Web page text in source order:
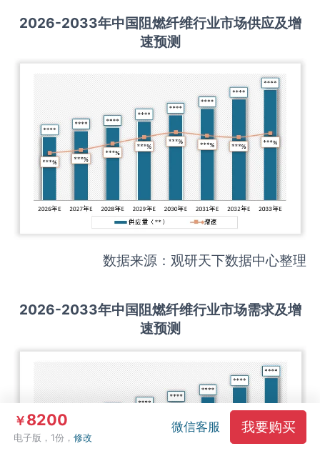
2026-2033年中国阻燃纤维行业市场供应及增
速预测
数据来源：观研天下数据中心整理
2026-2033年中国阻燃纤维行业市场需求及增
速预测
￥8200
电子版，1份，修改
微信客服 我要购买